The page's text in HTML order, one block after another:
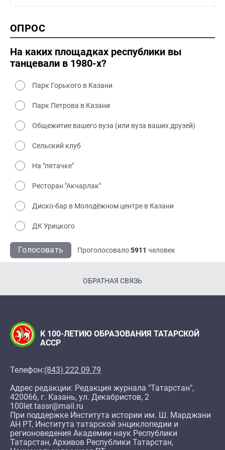
2000 промышленность
2000 культура
ОПРОС
На каких площадках республики вы
танцевали в 1980-х?
Парк Горького в Казани
Парк Петрова в Казани
Общежитие вашего вуза (или вуза ваших друзей)
Сельский клуб
На "пятачке"
Ресторан "Акчарлак"
Диско-бар в Молодёжном центре в Казани
ДК Урицкого
Голосовать Проголосовало5911 человек
ОБРАТНАЯ СВЯЗЬ
К 100-ЛЕТИЮ ОБРАЗОВАНИЯ ТАТАРСКОЙ
АССР
Телефон:(843) 222 09 79
Адрес редакции: Редакция журнала "Татарстан",
420066, г. Казань, ул. Декабристов, 2
100let.tassr@mail.ru
При поддержке Института истории им. Ш. Марджани
АН РТ, Института татарской энциклопедии и
регионоведения Академии наук Республики
Татарстан, Архивов Республики Татарстан,